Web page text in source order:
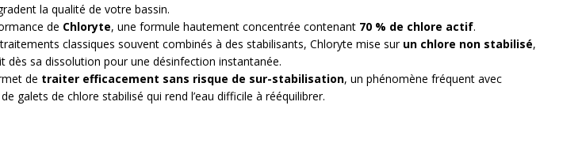
la qualité de votre bassin.
de Chloryte, une formule hautement concentrée contenant 70 % de chlore actif.
classiques souvent combinés à des stabilisants, Chloryte mise sur un chlore non stabilisé,
dès sa dissolution pour une désinfection instantanée.
de traiter efficacement sans risque de sur-stabilisation, un phénomène fréquent avec
galets de chlore stabilisé qui rend l’eau difficile à rééquilibrer.